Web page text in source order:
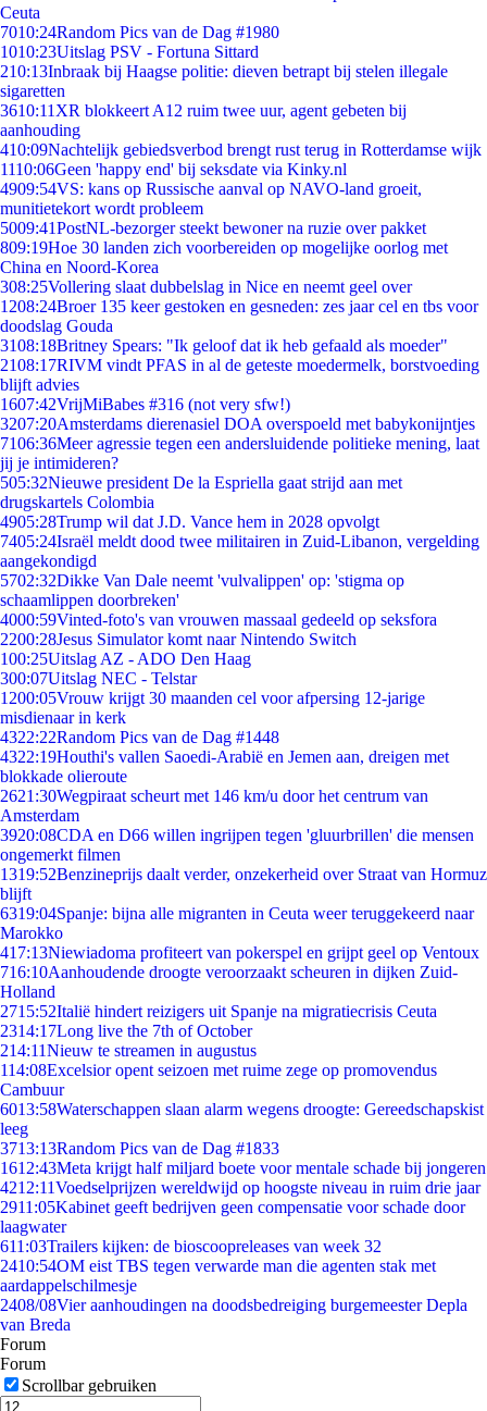
Ceuta
7010:24Random Pics van de Dag #1980
1010:23Uitslag PSV - Fortuna Sittard
210:13Inbraak bij Haagse politie: dieven betrapt bij stelen illegale
sigaretten
3610:11 XR blokkeert A12 ruim twee uur, agent gebeten bij
aanhouding
410:09Nachtelijk gebiedsverbod brengt rust terug in Rotterdamse wijk
1110:06Geen 'happy end' bij seksdate via Kinky.nl
4909:54VS: kans op Russische aanval op NAVO-land groeit,
munitietekort wordt probleem
5009:41PostNL-bezorger steekt bewoner na ruzie over pakket
809:19Hoe 30 landen zich voorbereiden op mogelijke oorlog met
China en Noord-Korea
308:25Vollering slaat dubbelslag in Nice en neemt geel over
1208:24Broer 135 keer gestoken en gesneden: zes jaar cel en tbs voor
doodslag Gouda
3108:18Britney Spears: "Ik geloof dat ik heb gefaald als moeder"
2108:17RIVM vindt PFAS in al de geteste moedermelk, borstvoeding
blijft advies
1607:42VrijMiBabes #316 (not very sfw!)
3207:20Amsterdams dierenasiel DOA overspoeld met babykonijntjes
7106:36Meer agressie tegen een andersluidende politieke mening, laat
jij je intimideren?
505:32Nieuwe president De la Espriella gaat strijd aan met
drugskartels Colombia
4905:28Trump wil dat J.D. Vance hem in 2028 opvolgt
7405:24Israël meldt dood twee militairen in Zuid-Libanon, vergelding
aangekondigd
5702:32Dikke Van Dale neemt 'vulvalippen' op: 'stigma op
schaamlippen doorbreken'
4000:59Vinted-foto's van vrouwen massaal gedeeld op seksfora
2200:28Jesus Simulator komt naar Nintendo Switch
100:25Uitslag AZ - ADO Den Haag
300:07Uitslag NEC - Telstar
1200:05Vrouw krijgt 30 maanden cel voor afpersing 12-jarige
misdienaar in kerk
4322:22Random Pics van de Dag #1448
4322:19Houthi's vallen Saoedi-Arabië en Jemen aan, dreigen met
blokkade olieroute
2621:30Wegpiraat scheurt met 146 km/u door het centrum van
Amsterdam
3920:08CDA en D66 willen ingrijpen tegen 'gluurbrillen' die mensen
ongemerkt filmen
1319:52Benzineprijs daalt verder, onzekerheid over Straat van Hormuz
blijft
6319:04Spanje: bijna alle migranten in Ceuta weer teruggekeerd naar
Marokko
417:13Niewiadoma profiteert van pokerspel en grijpt geel op Ventoux
716:10Aanhoudende droogte veroorzaakt scheuren in dijken Zuid-
Holland
2715:52Italië hindert reizigers uit Spanje na migratiecrisis Ceuta
2314:17Long live the 7th of October
214:11Nieuw te streamen in augustus
114:08Excelsior opent seizoen met ruime zege op promovendus
Cambuur
6013:58Waterschappen slaan alarm wegens droogte: Gereedschapskist
leeg
3713:13Random Pics van de Dag #1833
1612:43Meta krijgt half miljard boete voor mentale schade bij jongeren
4212:11Voedselprijzen wereldwijd op hoogste niveau in ruim drie jaar
2911:05Kabinet geeft bedrijven geen compensatie voor schade door
laagwater
611:03Trailers kijken: de bioscoopreleases van week 32
2410:54OM eist TBS tegen verwarde man die agenten stak met
aardappelschilmesje
2408/08Vier aanhoudingen na doodsbedreiging burgemeester Depla
van Breda
Forum
Forum
Scrollbar gebruiken